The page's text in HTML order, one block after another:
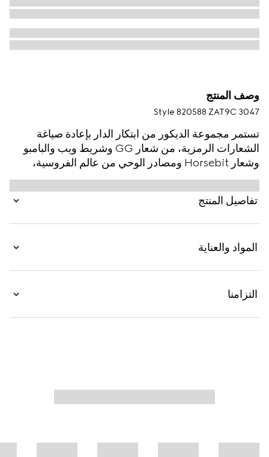
وصف المنتج
Style ‎820588 ZAT9C 3047
تستمر مجموعة الديكور من ابتكار الدار بإعادة صياغة
الشعارات الرمزية، من شعار GG وشريط ويب والبامبو
وشعار Horsebit ومصادر الوحي من عالم الفروسية،
بأقمشة فاخرة ومهارة حِرَفية عالية وتدرجات لونية جديدة
كلياً. تظهر صينية الزينة هذه بالحجم الكبير ببورسلين
Ginori 1735 وتتميّز بطبعة هيرباريوم مرهفة.
تفاصيل المنتج
المواد والعناية
التزامنا